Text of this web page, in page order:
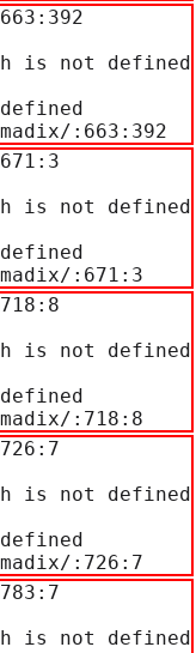
is not defined
madix/:663:392
is not defined
madix/:671:3
is not defined
madix/:718:8
is not defined
madix/:726:7
is not defined